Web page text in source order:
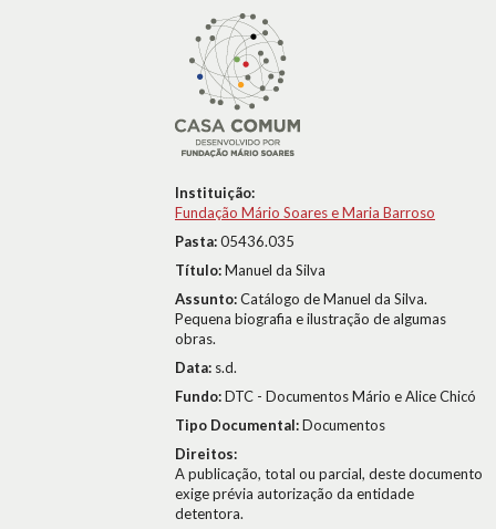
Instituição:
Fundação Mário Soares e Maria Barroso
Pasta:05436.035
Título:Manuel da Silva
Assunto:Catálogo de Manuel da Silva.
Pequena biografia e ilustração de algumas
obras.
Data: s.d.
Fundo:DTC - Documentos Mário e Alice Chicó
Tipo Documental:Documentos
Direitos:
A publicação, total ou parcial, deste documento
exige prévia autorização da entidade
detentora.